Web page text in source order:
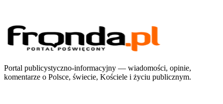
Portal publicystyczno-informacyjny — wiadomości, opinie,
komentarze o Polsce, świecie, Kościele i życiu publicznym.